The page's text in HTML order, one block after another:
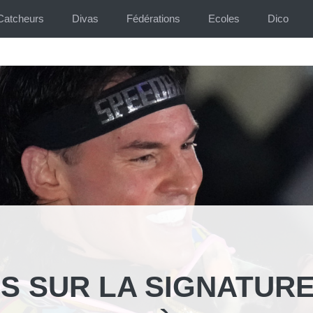
Divas Fédérations Ecoles Dico
SUR LA